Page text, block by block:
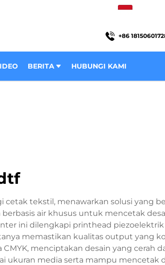
+86
BERITA HUBUNGI KAMI
tekstil, menawarkan solusi yang
air khusus untuk mencetak
ini dilengkapi printhead piezoelektrik
memastikan kualitas output yang
menciptakan desain yang cerah
ukuran media serta mampu mencetak